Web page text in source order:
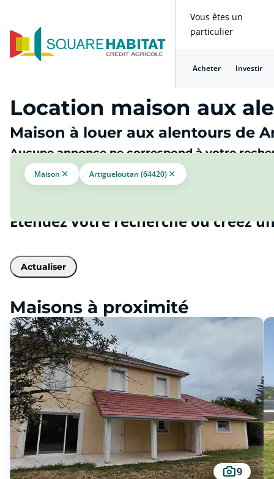
Vous êtes un
particulier
Acheter Investir
Location maison aux
Maison à louer aux alentours de
Aucune annonce ne correspond à votre
Maison Artigueloutan (64420)
Étendez votre recherche ou créez
Actualiser
Maisons à proximité
9